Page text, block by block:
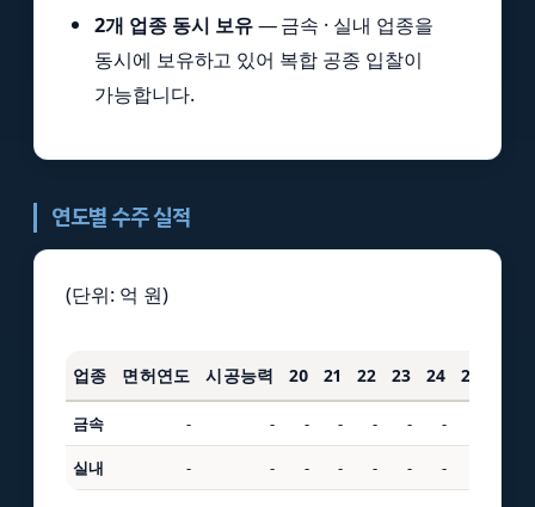
2개 업종 동시 보유— 금속 · 실내 업종을
동시에 보유하고 있어 복합 공종 입찰이
가능합니다.
연도별 수주 실적
(단위: 억 원)
업종 면허연도 시공능력 20 21 22 23 24 25
금속 - - - - - - -
실내 - - - - - - -